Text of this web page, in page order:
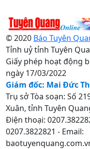
© 2020 Báo Tuyên
Tỉnh uỷ tỉnh Tuyên
Giấy phép hoạt động
ngày 17/03/2022
Giám đốc: Mai Đức
Trụ sở Tòa soạn: Số
Xuân, tỉnh Tuyên
Điện thoại:
0207.3822821 - Email: